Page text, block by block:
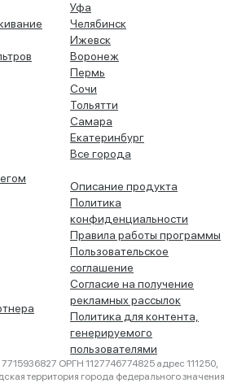
Уфа
Челябинск
Ижевск
Воронеж
Пермь
Сочи
Тольятти
Самара
Екатеринбург
Все города
Описание продукта
Политика
конфиденциальности
Правила работы программы
Пользовательское
соглашение
Согласие на получение
рекламных рассылок
Политика для контента,
генерируемого
пользователями
ОРГН 1127746774825 адрес 111250,
территория города федерального значения